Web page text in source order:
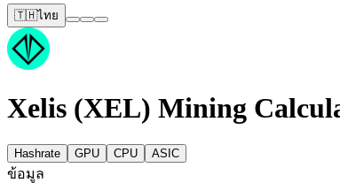
🇹🇭ไทย
Xelis (XEL) Mining
Hashrate GPU CPU ASIC
ข้อมูล